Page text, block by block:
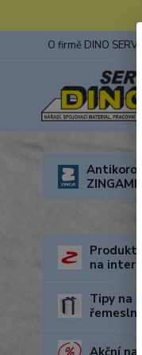
O firmě DINO
na
Tipy na
Akční